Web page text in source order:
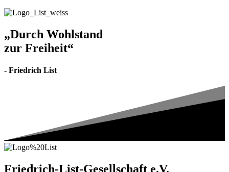
„Durch Wohlstand
zur Freiheit“
- Friedrich List
Friedrich-List-Gesellschaft e.V.